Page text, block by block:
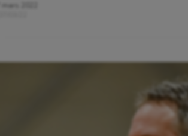
7 mars 2022